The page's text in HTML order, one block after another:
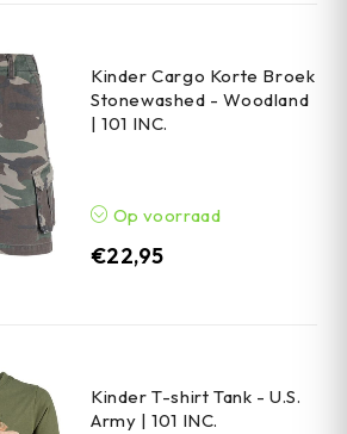
Kinder Cargo Korte Broek
Stonewashed - Woodland
| 101 INC.
Op voorraad
€22,95
Kinder T-shirt Tank - U.S.
Army | 101 INC.